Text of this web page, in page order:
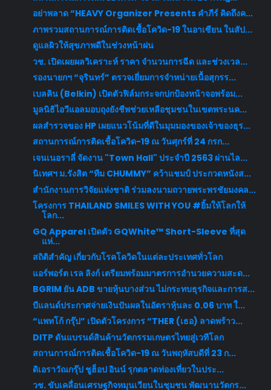
อย่าพลาด​ “HEAVY Organizer Presents คำภีร์ คิดถึงค...
ภาพรวมสถานการณ์การติดเชื้อโควิด-19 ในอาเซียน ในสัป...
ดูแลผิวให้สุขภาพดีในช่วงหน้าฝน
วช. เปิดเผยผลวิเคราะห์ ราคา จำนวนการฉีด และช่วงเวล...
รองนายกฯ “จุรินทร์” ตรวจเยี่ยมการจำหน่ายเนื้อสุกรร...
เบลคิน (Belkin) เปิดตัวฟิล์มกระจกปกป้องหน้าจอพร้อม...
มูลนิธิไอวีแอลมอบถุงยังชีพช่วยเหลือชุมชนในเขตพระนค...
ผลสำรวจของ HP เผยแนวโน้มที่ดีในมุมมองของเจ้าของธุร...
สถานการณ์การติดเชื้อโควิด-19 ณ วันศุกร์ที่ 24 กรก...
เจนเนอราลี่ จัดงาน "Town Hall" ประจำปี 2563 ผ่านไล...
นิเทศฯ ม.รังสิต “ทีม CHUMMY” คว้าแชมป์ ประกวดหนังส...
สำนักงานการวิจัยแห่งชาติ ร่วมลงนามถวายพระพรชัยมงคล...
โครงการ THAILAND SMILES WITH YOU #ยิ้มให้โลกให้
โลก...
GQ Apparel เปิดตัว GQWhite™ Short-Sleeve ที่สุด
แห่...
สถิติสำคัญ เกี่ยวกับโรคโควิดในแต่ละประเทศทั่วโลก
แอร์พอร์ต เรล ลิงก์ เตรียมพร้อมมาตรการอำนวยความสะด...
BGRIM ยัน ADB ขายหุ้นบางส่วน ไม่กระทบธุรกิจและการส...
บีแลนด์ประกาศจ่ายเงินปันผลในอัตราหุ้นละ 0.06 บาท ใ...
“แพทโก้ กรุ๊ป” เปิดตัวโครงการ “THER (เธอ) ลาดพร้าว...
DITP ดันแบรนด์สินค้านวัตกรรมเกษตรไทยสู่เวทีโลก
สถานการณ์การติดเชื้อโควิด-19 ณ วันพฤหัสบดีที่ 23 ก...
ดิเอราวัณกรุ๊ป ชูฮ็อป อินน์ รุกตลาดท่องเที่ยวในประ...
วช. ขับเคลื่อนเศรษฐกิจหมุนเวียนในชุมชน พัฒนานวัตกร...